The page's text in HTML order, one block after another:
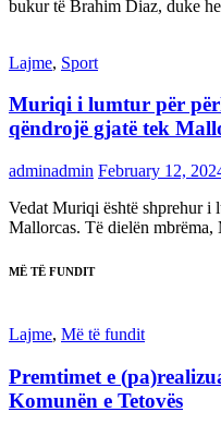
bukur të Brahim Diaz, duke
Lajme, Sport
Muriqi i lumtur për
qëndrojë gjatë tek
adminadmin February 12,
Vedat Muriqi është shprehur
Mallorcas. Të dielën
MË TË FUNDIT
Lajme, Më të fundit
Premtimet e
Komunën e Tetovës